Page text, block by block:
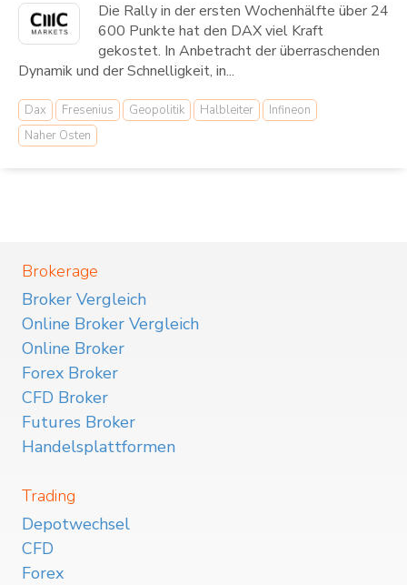
Die Rally in der ersten Wochenhälfte über 24
600 Punkte hat den DAX viel Kraft
gekostet. In Anbetracht der überraschenden
Dynamik und der Schnelligkeit, in...
Dax Fresenius Geopolitik Halbleiter
Infineon
Naher Osten
Brokerage
Broker Vergleich
Online Broker Vergleich
Online Broker
Forex Broker
CFD Broker
Futures Broker
Handelsplattformen
Trading
Depotwechsel
CFD
Forex